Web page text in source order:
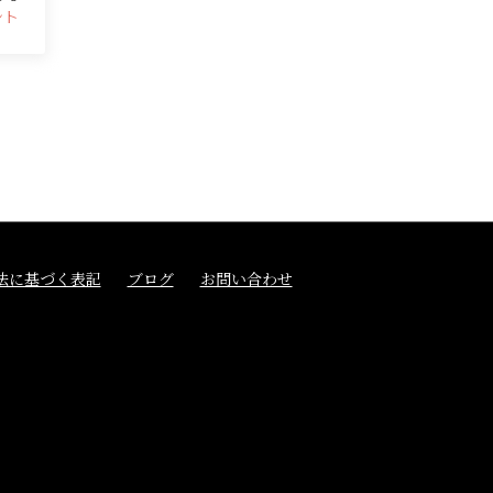
に基づく表記 ブログ お問い合わせ